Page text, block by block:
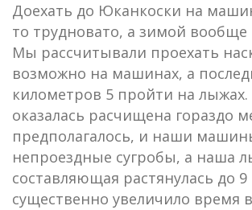
Доехать до Юканкоски на
то трудновато, а зимой
Мы рассчитывали проехать
возможно на машинах, а
километров 5 пройти на лыжах.
оказалась расчищена гораздо
предполагалось, и наши
непроездные сугробы, а наша
составляющая растянулась до
существенно увеличило время